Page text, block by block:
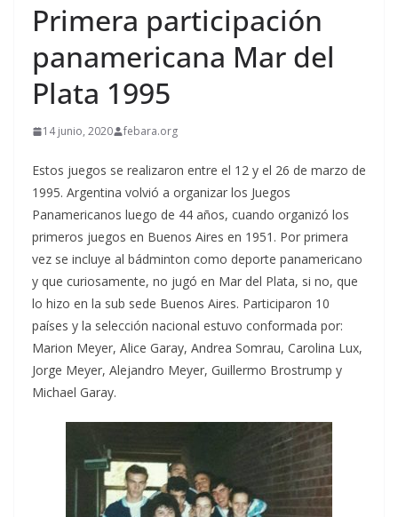
Primera participación
panamericana Mar del
Plata 1995
14 junio, 2020 febara.org
Estos juegos se realizaron entre el 12 y el 26 de marzo de
1995. Argentina volvió a organizar los Juegos
Panamericanos luego de 44 años, cuando organizó los
primeros juegos en Buenos Aires en 1951. Por primera
vez se incluye al bádminton como deporte panamericano
y que curiosamente, no jugó en Mar del Plata, si no, que
lo hizo en la sub sede Buenos Aires. Participaron 10
países y la selección nacional estuvo conformada por:
Marion Meyer, Alice Garay, Andrea Somrau, Carolina Lux,
Jorge Meyer, Alejandro Meyer, Guillermo Brostrump y
Michael Garay.